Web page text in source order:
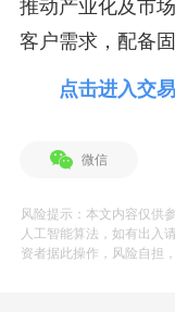
推动产业化及市
客户需求，配备固
点击进入交
微信
风险提示：本文内容仅供
人工智能算法，如有出入
资者据此操作，风险自担